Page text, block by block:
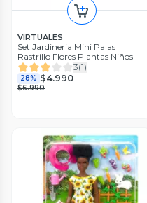
VIRTUALES
Set Jardineria Mini Palas
Rastrillo Flores Plantas Niños
3(1)
28% $4.990
$6.990